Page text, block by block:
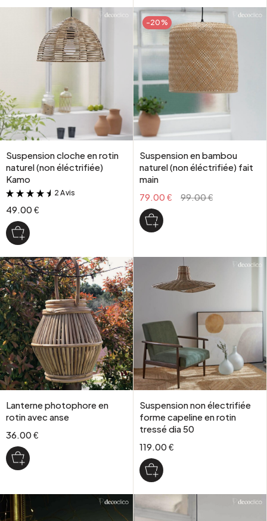
Suspension cloche en rotin
naturel (non éléctrifiée)
Kamo
&
2 Avis
49.00 €
-20%
Suspension en bambou
naturel (non éléctrifiée) fait
main
79.00 €
99.00 €
Lanterne photophore en
rotin avec anse
36.00 €
Suspension non électrifiée
forme capeline en rotin
tressé dia 50
119.00 €